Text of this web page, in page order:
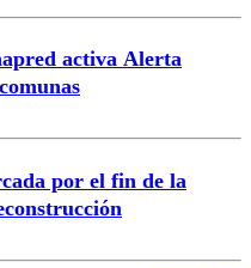
activa Alerta
por el fin de la